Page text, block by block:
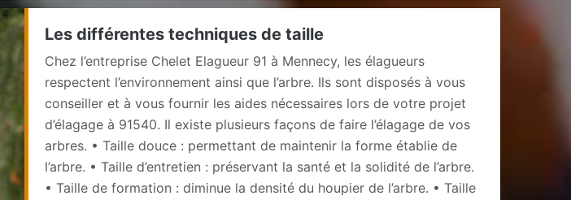
Les différentes techniques de taille
Chez l’entreprise Chelet Elagueur 91 à Mennecy, les élagueurs
respectent l’environnement ainsi que l’arbre. Ils sont disposés à vous
conseiller et à vous fournir les aides nécessaires lors de votre projet
d’élagage à 91540. Il existe plusieurs façons de faire l’élagage de vos
arbres. • Taille douce : permettant de maintenir la forme établie de
l’arbre. • Taille d’entretien : préservant la santé et la solidité de l’arbre.
• Taille de formation : diminue la densité du houpier de l’arbre. • Taille